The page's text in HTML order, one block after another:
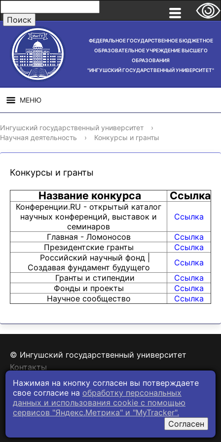
ФЕДЕРАЛЬНОЕ ГОСУДАРСТВЕННОЕ БЮДЖЕТНОЕ
ОБРАЗОВАТЕЛЬНОЕ УЧРЕЖДЕНИЕ ВЫСШЕГО
ОБРАЗОВАНИЯ
"ИНГУШСКИЙ ГОСУДАРСТВЕННЫЙ УНИВЕРСИТЕТ"
МЕНЮ
СВЕДЕНИЯ ОБ
ОБРАЗОВАТЕЛЬНОЙ
НАУЧНАЯ
ДЕЯТЕЛЬНОСТЬ
Ингушский государственный университет
›
Научная деятельность
› Конкурсы и гранты
Конкурсы и гранты
Название конкурса Ссылка
Конференции.RU - открытый каталог
научных конференций, выставок и
семинаров
Ссылка
Главная - Ломоносов
Ссылка
Президентские гранты
Ссылка
Российский научный фонд |
Создавая фундамент будущего
Ссылка
Гранты и стипендии
Ссылка
Фонды и проекты
Ссылка
Научное сообщество
Ссылка
© Ингушский государственный университет
Контакты
Политика конфиденциальности
Нажимая на кнопку согласен вы потверждаете
свое согласие на обработку персональных
данных и использования cookie c помощью
сервисов "Яндекс.Метрика" и "MyTracker".
Согласен